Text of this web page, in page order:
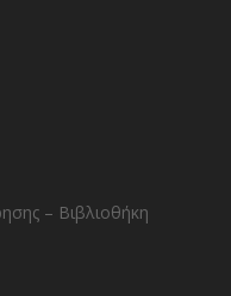
– Βιβλιοθήκη